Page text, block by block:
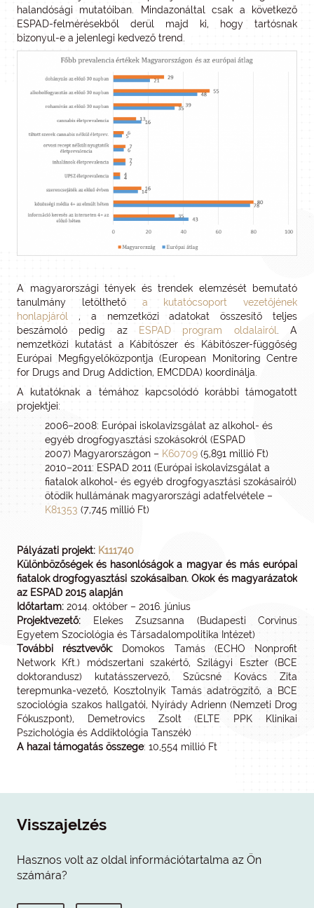
halandósági mutatóiban. Mindazonáltal csak a következő
ESPAD-felmérésekből derül majd ki, hogy tartósnak
bizonyul-e a jelenlegi kedvező trend.
A magyarországi tények és trendek elemzését bemutató
tanulmány letölthető a kutatócsoport vezetőjének
honlapjáról
, a nemzetközi adatokat összesítő teljes
beszámoló pedig az
ESPAD program oldalairól
. A
nemzetközi kutatást a Kábítószer és Kábítószer-függőség
Európai Megfigyelőközpontja (European Monitoring Centre
for Drugs and Drug Addiction, EMCDDA) koordinálja.
A kutatóknak a témához kapcsolódó korábbi támogatott
projektjei:
2006–2008: Európai iskolavizsgálat az alkohol- és
egyéb drogfogyasztási szokásokról (ESPAD
2007) Magyarországon – K60709 (5,891 millió Ft)
2010–2011: ESPAD 2011 (Európai iskolavizsgálat a
fiatalok alkohol- és egyéb drogfogyasztási szokásairól)
ötödik hullámának magyarországi adatfelvétele –
K81353 (7,745 millió Ft)
Pályázati projekt: K111740
Különbözőségek és hasonlóságok a magyar és más európai
fiatalok drogfogyasztási szokásaiban. Okok és magyarázatok
az ESPAD 2015 alapján
Időtartam: 2014. október – 2016. június
Projektvezető: Elekes Zsuzsanna (Budapesti Corvinus
Egyetem Szociológia és Társadalompolitika Intézet)
További résztvevők: Domokos Tamás (ECHO Nonprofit
Network Kft.) módszertani szakértő, Szilágyi Eszter (BCE
doktorandusz) kutatásszervező, Szűcsné Kovács Zita
terepmunka-vezető, Kosztolnyik Tamás adatrögzítő, a BCE
szociológia szakos hallgatói, Nyírády Adrienn (Nemzeti Drog
Fókuszpont), Demetrovics Zsolt (ELTE PPK Klinikai
Pszichológia és Addiktológia Tanszék)
A hazai támogatás összege: 10,554 millió Ft
Visszajelzés
Hasznos volt az oldal információtartalma az Ön
számára?